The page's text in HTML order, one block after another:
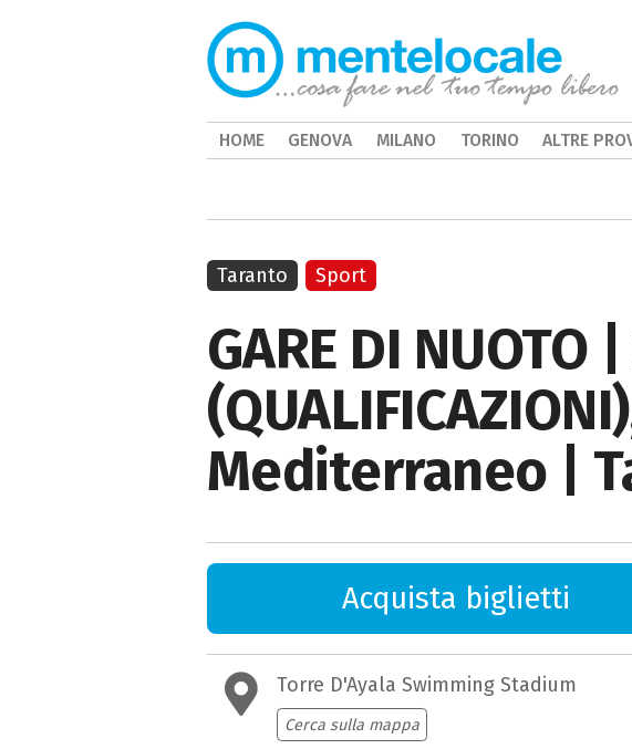
GARE DI NUOTO
Mediterraneo |
Acquista biglietti
Torre D'Ayala Swimming Stadium
Cerca sulla mappa
Taranto Sport
HOME GENOVA MILANO TORINO ALTRE